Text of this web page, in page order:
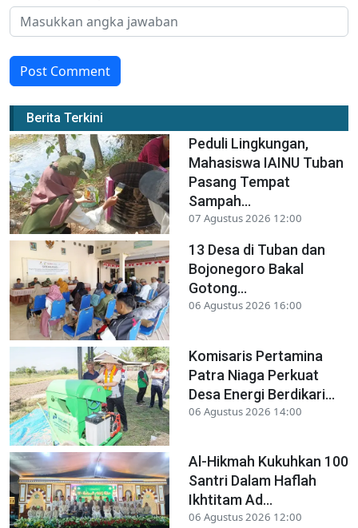
Post Comment
Berita Terkini
Peduli Lingkungan,
Mahasiswa IAINU Tuban
Pasang Tempat
Sampah...
07 Agustus 2026 12:00
13 Desa di Tuban dan
Bojonegoro Bakal
Gotong...
06 Agustus 2026 16:00
Komisaris Pertamina
Patra Niaga Perkuat
Desa Energi Berdikari...
06 Agustus 2026 14:00
Al-Hikmah Kukuhkan 100
Santri Dalam Haflah
Ikhtitam Ad...
06 Agustus 2026 12:00